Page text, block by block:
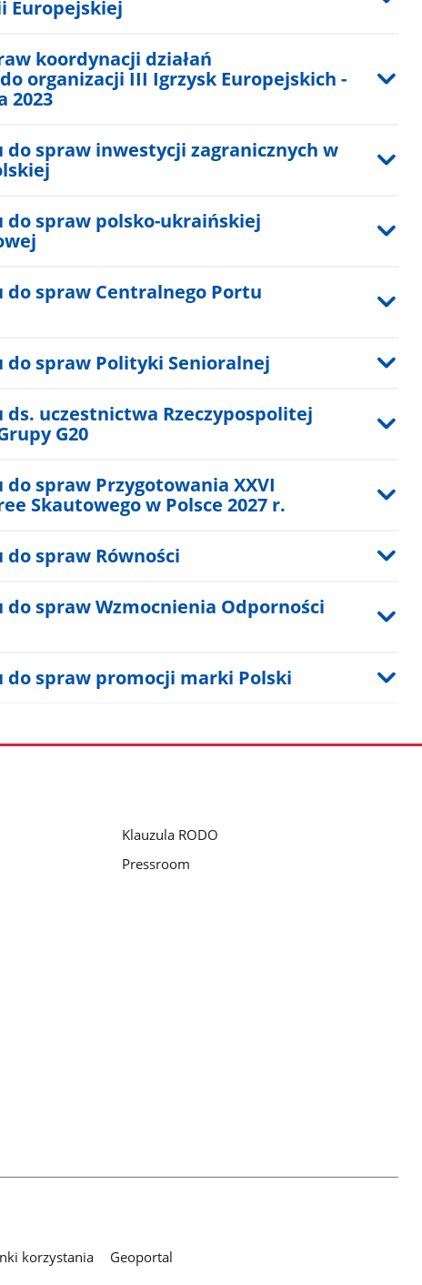
Europejskiej
koordynacji działań
organizacji III Igrzysk Europejskich -
2023
do spraw inwestycji zagranicznych w
do spraw polsko-ukraińskiej
do spraw Centralnego Portu
do spraw Polityki Senioralnej
ds. uczestnictwa Rzeczypospolitej
G20
do spraw Przygotowania XXVI
Skautowego w Polsce 2027 r.
do spraw Równości
do spraw Wzmocnienia Odporności
do spraw promocji marki Polski
Klauzula RODO
Pressroom
korzystania
Geoportal